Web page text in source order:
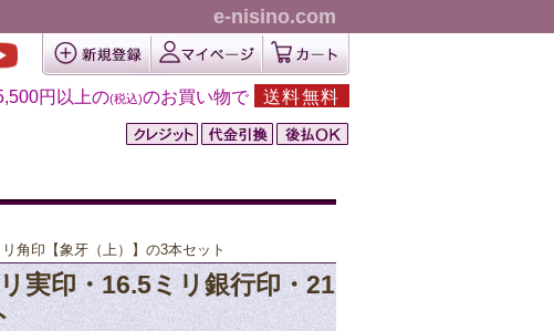
e-nisino.com
円以上の(税込)のお買い物で 送料無料
角印【象牙（上）】の3本セット
実印・16.5ミリ銀行印・21